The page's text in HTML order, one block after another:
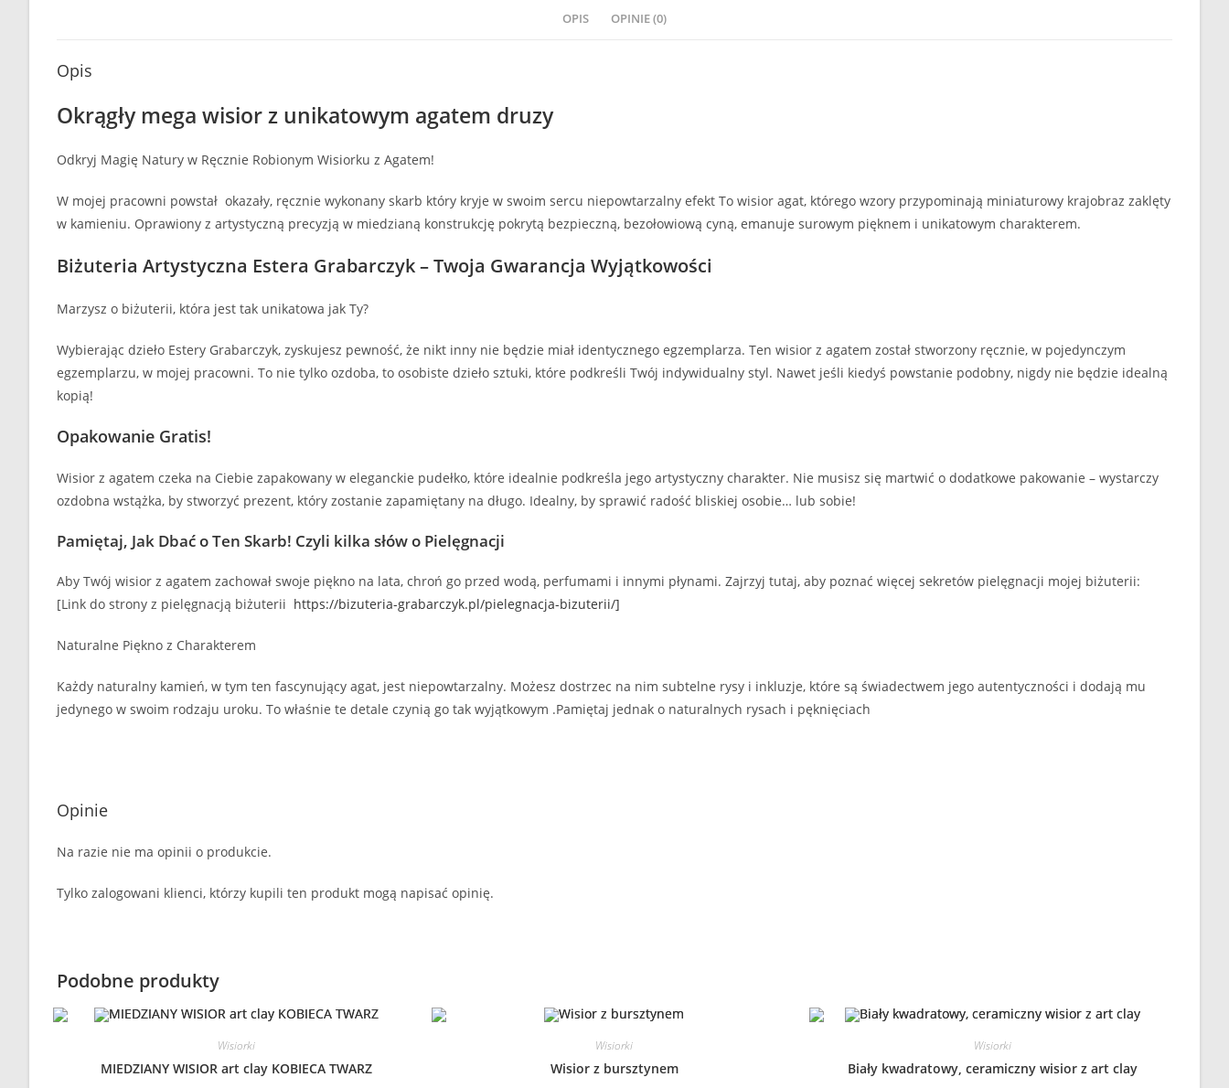
OPIS OPINIE (0)
Opis
Okrągły mega wisior z unikatowym agatem druzy
Odkryj Magię Natury w Ręcznie Robionym Wisiorku z Agatem!
W mojej pracowni powstał okazały, ręcznie wykonany skarb który kryje w swoim sercu niepowtarzalny efekt To wisior agat, którego wzory przypominają miniaturowy krajobraz zaklęty
w kamieniu. Oprawiony z artystyczną precyzją w miedzianą konstrukcję pokrytą bezpieczną, bezołowiową cyną, emanuje surowym pięknem i unikatowym charakterem.
Biżuteria Artystyczna Estera Grabarczyk – Twoja Gwarancja Wyjątkowości
Marzysz o biżuterii, która jest tak unikatowa jak Ty?
Wybierając dzieło Estery Grabarczyk, zyskujesz pewność, że nikt inny nie będzie miał identycznego egzemplarza. Ten wisior z agatem został stworzony ręcznie, w pojedynczym
egzemplarzu, w mojej pracowni. To nie tylko ozdoba, to osobiste dzieło sztuki, które podkreśli Twój indywidualny styl. Nawet jeśli kiedyś powstanie podobny, nigdy nie będzie idealną
kopią!
Opakowanie Gratis!
Wisior z agatem czeka na Ciebie zapakowany w eleganckie pudełko, które idealnie podkreśla jego artystyczny charakter. Nie musisz się martwić o dodatkowe pakowanie – wystarczy
ozdobna wstążka, by stworzyć prezent, który zostanie zapamiętany na długo. Idealny, by sprawić radość bliskiej osobie… lub sobie!
Pamiętaj, Jak Dbać o Ten Skarb! Czyli kilka słów o Pielęgnacji
Aby Twój wisior z agatem zachował swoje piękno na lata, chroń go przed wodą, perfumami i innymi płynami. Zajrzyj tutaj, aby poznać więcej sekretów pielęgnacji mojej biżuterii:
[Link do strony z pielęgnacją biżuterii https://bizuteria-grabarczyk.pl/pielegnacja-bizuterii/]
Naturalne Piękno z Charakterem
Każdy naturalny kamień, w tym ten fascynujący agat, jest niepowtarzalny. Możesz dostrzec na nim subtelne rysy i inkluzje, które są świadectwem jego autentyczności i dodają mu
jedynego w swoim rodzaju uroku. To właśnie te detale czynią go tak wyjątkowym .Pamiętaj jednak o naturalnych rysach i pęknięciach
Opinie
Na razie nie ma opinii o produkcie.
Tylko zalogowani klienci, którzy kupili ten produkt mogą napisać opinię.
Podobne produkty
Wisiorki
MIEDZIANY WISIOR art clay KOBIECA TWARZ
Wisiorki
Wisior z bursztynem
Wisiorki
Biały kwadratowy, ceramiczny wisior z art clay